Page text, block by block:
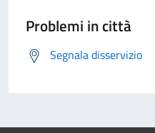
Problemi in città
Segnala disservizio